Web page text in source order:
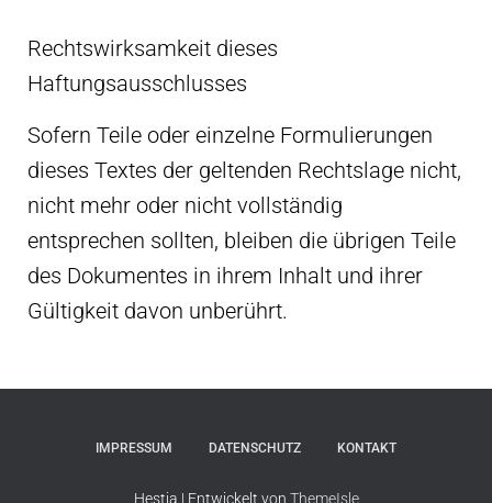
Rechtswirksamkeit dieses
Haftungsausschlusses
Sofern Teile oder einzelne Formulierungen
dieses Textes der geltenden Rechtslage nicht,
nicht mehr oder nicht vollständig
entsprechen sollten, bleiben die übrigen Teile
des Dokumentes in ihrem Inhalt und ihrer
Gültigkeit davon unberührt.
IMPRESSUM DATENSCHUTZ KONTAKT
Hestia | Entwickelt von ThemeIsle